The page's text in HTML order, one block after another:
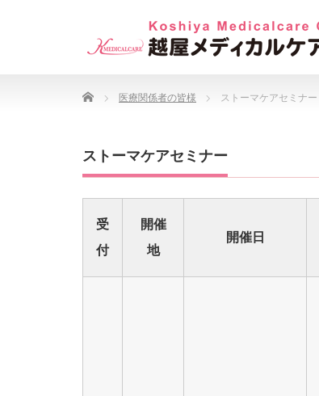
Home 医療関係者の皆様 ストーマケアセミナー
ストーマケアセミナー
受
付
開催
地
開催日